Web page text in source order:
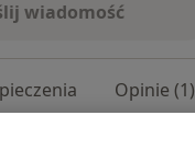
wiadomość
Opinie (1)